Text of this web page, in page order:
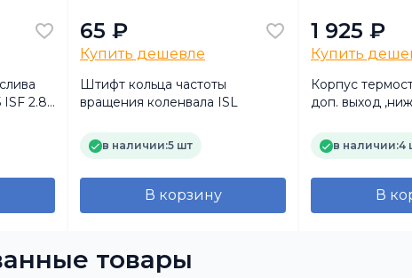
2.8
65 ₽
Купить дешевле
Штифт кольца частоты
вращения коленвала ISL
в наличии:5 шт
В корзину
1 925 ₽
Купить
Корпус
доп. выход
в наличии:4
В
товары